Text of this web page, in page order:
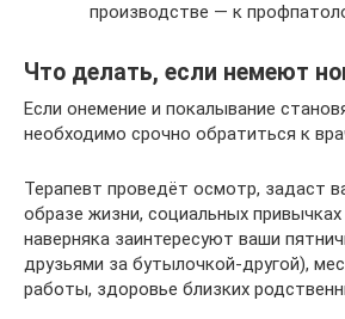
производстве — к
Что делать, если немеют
Если онемение и покалывание
необходимо срочно обратиться к
Терапевт проведёт осмотр, задаст
образе жизни, социальных привычках
наверняка заинтересуют ваши
друзьями за бутылочкой-другой),
работы, здоровье близких